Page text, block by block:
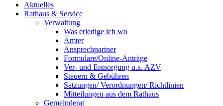
Aktuelles
Rathaus & Service
Verwaltung
Was erledige ich wo
Ämter
Ansprechpartner
Formulare/Online-Anträge
Ver- und Entsorgung u.a. AZV
Steuern & Gebühren
Satzungen/ Verordnungen/ Richtlinien
Mitteilungen aus dem Rathaus
Gemeinderat